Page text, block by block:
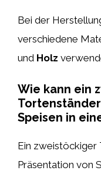
Bei der
verschiedene
und Holz
Wie kann ein
Speisen in
Ein zweistöckiger
Präsentation von